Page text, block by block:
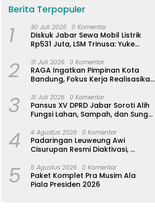
Berita Terpopuler
1 30 Juli 2026 0 Komentar
Diskuk Jabar Sewa Mobil Listrik
Rp531 Juta, LSM Trinusa: Yuke
2 31 Juli 2026 0 Komentar
RAGA Ingatkan Pimpinan Kota
Bandung, Fokus Kerja Realisasikan
3 31 Juli 2026 0 Komentar
Pansus XV DPRD Jabar Soroti Alih
Fungsi Lahan, Sampah, dan Sungai
4 4 Agustus 2026 0 Komentar
Padaringan Leuweung Awi
Cisurupan Resmi Diaktivasi,
Pemberdayaan Warga
5 5 Agustus 2026 0 Komentar
Paket Komplet Pra Musim Ala
Piala Presiden 2026